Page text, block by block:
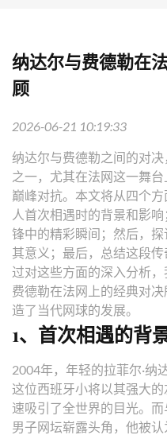
纳达尔与费德勒在
顾
2026-06-21 10:19:33
纳达尔与费德勒之间的对
之一，尤其在法网这一舞
巅峰对抗。本文将从四个
人首次相遇时的背景和影
锋中的精彩瞬间；然后，
其意义；最后，总结这段
过对这些方面的深入分析
费德勒在法网上的经典对
造了当代网球的发展。
1、首次相遇的背
2004年，年轻的拉菲尔·纳
这位西班牙小将以其强大
速吸引了全世界的目光。
男子网坛崭露头角，他被